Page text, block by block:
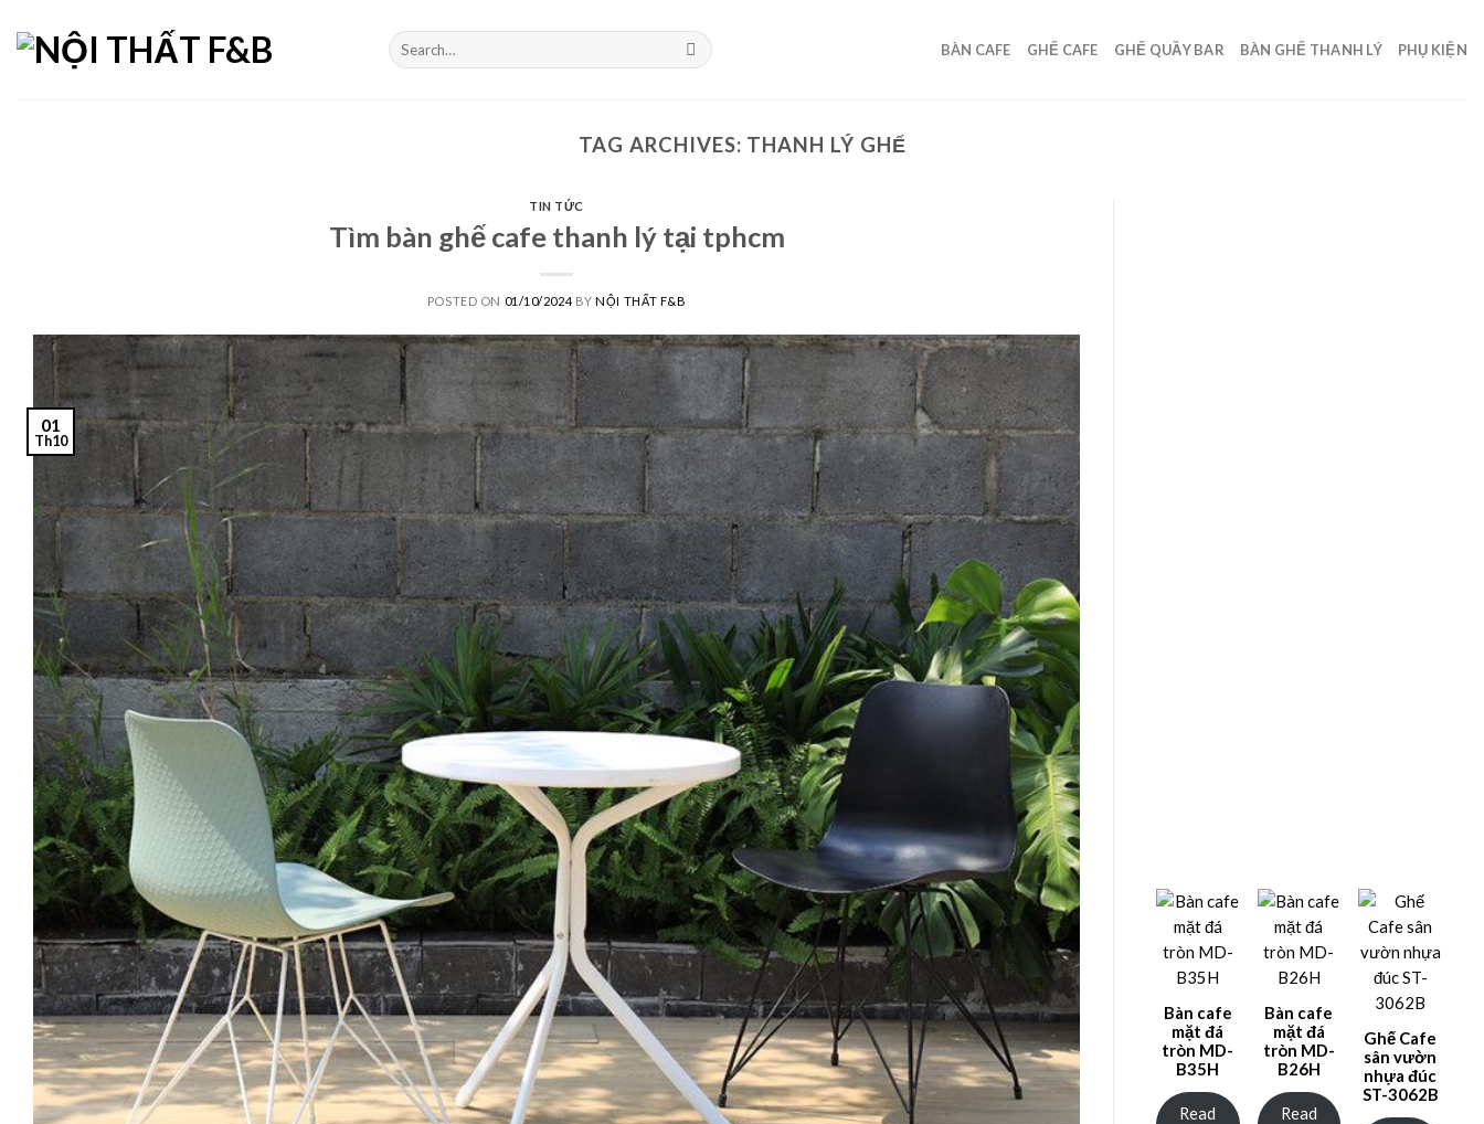
content
Search
for:
BÀN CAFE GHẾ CAFE GHẾ QUẦY BAR BÀN GHẾ THANH LÝ PHỤ KIỆN
TAG ARCHIVES: THANH LÝ GHẾ
TIN TỨC
Tìm bàn ghế cafe thanh lý tại tphcm
POSTED ON 01/10/2024BYNỘI THẤT F&B
01
Th10
Bàn cafe
mặt đá
tròn MD-
B35H
Read
Bàn cafe
mặt đá
tròn MD-
B26H
Read
Ghế Cafe
sân vườn
nhựa đúc
ST-3062B